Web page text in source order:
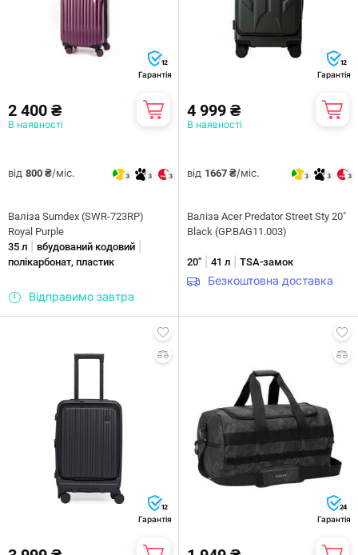
12
Гарантія
2 400 ₴
В наявності
від 800 ₴/міс. 3 3 3
Валіза Sumdex (SWR-723RP)
Royal Purple
35 л
вбудований кодовий
полікарбонат, пластик
Відправимо завтра
12
Гарантія
4 999 ₴
В наявності
від 1667 ₴/міс. 3 3 3
Валіза Acer Predator Street Sty 20"
Black (GP.BAG11.003)
20" 41 л TSA-замок
Безкоштовна доставка
12
Гарантія
24
Гарантія